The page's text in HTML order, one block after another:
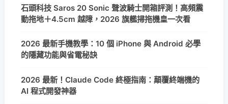
石頭科技 Saros 20 Sonic 聲波騎士開箱評測！高頻震
動拖地＋4.5cm 越障，2026 旗艦掃拖機皇一次看
2026 最新手機教學：10 個 iPhone 與 Android 必學
的隱藏功能與省電秘訣
2026 最新！Claude Code 終極指南：顛覆終端機的
AI 程式開發神器